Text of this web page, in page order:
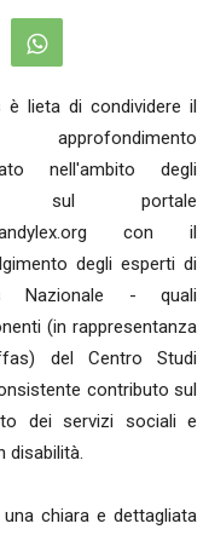
è lieta di condividere il
approfondimento
nell'ambito degli
sul portale
con il
degli esperti di
Nazionale - quali
(in rappresentanza
del Centro Studi
contributo sul
dei servizi sociali e
disabilità.
chiara e dettagliata